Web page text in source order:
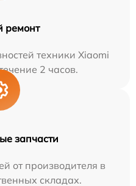
ремонт
техники Xiaomi
2 часов.
запчасти
от производителя в
складах.